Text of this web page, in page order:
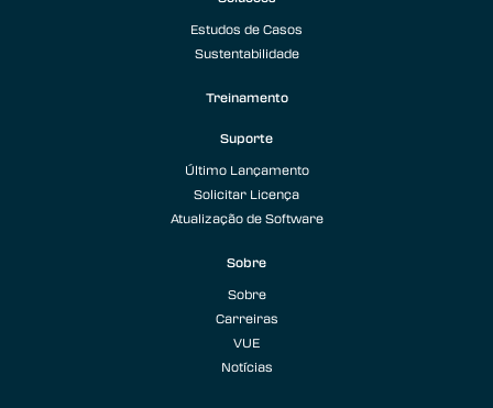
Estudos de Casos
Sustentabilidade
Treinamento
Suporte
Último Lançamento
Solicitar Licença
Atualização de Software
Sobre
Sobre
Carreiras
VUE
Notícias